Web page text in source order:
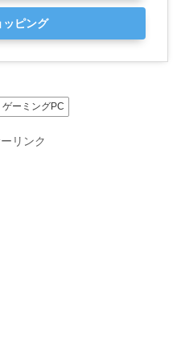
ピング
ゲーミングPC
リンク